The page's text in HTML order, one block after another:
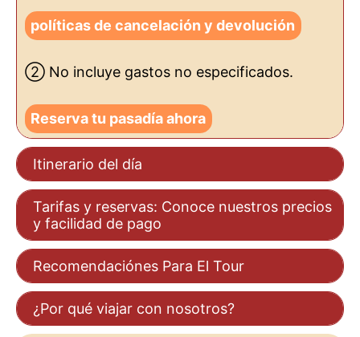
políticas de cancelación y devolución
② No incluye gastos no especificados.
Reserva tu pasadía ahora
Itinerario del día
Tarifas y reservas: Conoce nuestros precios
y facilidad de pago
Recomendaciónes Para El Tour
¿Por qué viajar con nosotros?